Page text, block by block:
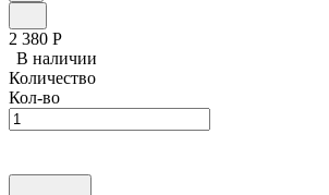
2 380 Р
В наличии
Количество
Кол-во